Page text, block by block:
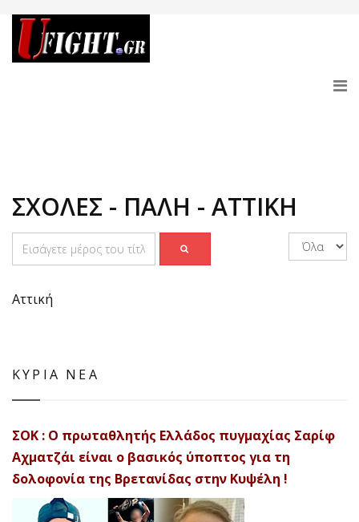
ΣΧΟΛΕΣ - ΠΑΛΗ - ΑΤΤΙΚΗ
Αττική
ΚΥΡΙΑ ΝΕΑ
ΣΟΚ : Ο πρωταθλητής Ελλάδος πυγμαχίας Σαρίφ
Αχματζάι είναι ο βασικός ύποπτος για τη
δολοφονία της Βρετανίδας στην Κυψέλη !